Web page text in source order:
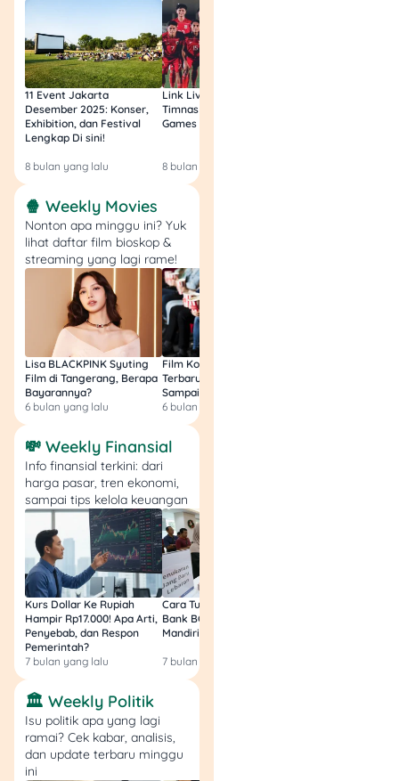
11 Event Jakarta
Desember 2025: Konser,
Exhibition, dan Festival
Lengkap Di sini!
8 bulan yang lalu
Link Live Streaming
Timnas vs Filipina SEA
Games Malam Ini, Gratis!
8 bulan yang lalu
🍿 Weekly Movies
Nonton apa minggu ini? Yuk
lihat daftar film bioskop &
streaming yang lagi rame!
Lisa BLACKPINK Syuting
Film di Tangerang, Berapa
Bayarannya?
6 bulan yang lalu
Film Komedi Indonesia
Terbaru 2026, Siap Ngakak
Sampai Sakit Perut!
6 bulan yang lalu
💸 Weekly Finansial
Info finansial terkini: dari
harga pasar, tren ekonomi,
sampai tips kelola keuangan
Kurs Dollar Ke Rupiah
Hampir Rp17.000! Apa Arti,
Penyebab, dan Respon
Pemerintah?
7 bulan yang lalu
Cara Tukar Uang Baru di
Bank BCA (Umum, BNI,
Mandiri, BRI, dan BSI) 2026!
7 bulan yang lalu
🏛️ Weekly Politik
Isu politik apa yang lagi
ramai? Cek kabar, analisis,
dan update terbaru minggu
ini